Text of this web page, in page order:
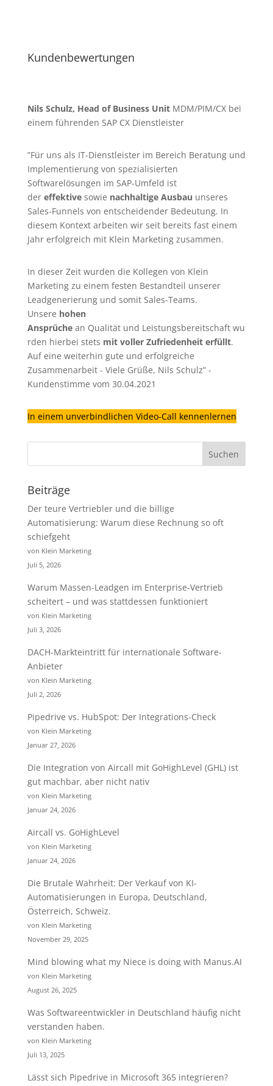
Kundenbewertungen
Nils Schulz, Head of Business UnitMDM/PIM/CX bei
einem führenden SAP CX Dienstleister
”Für uns als IT-Dienstleister im Bereich Beratung und
Implementierung von spezialisierten
Softwarelösungen im SAP-Umfeld ist
der effektive sowie nachhaltige Ausbau unseres
Sales-Funnels von entscheidender Bedeutung. In
diesem Kontext arbeiten wir seit bereits fast einem
Jahr erfolgreich mit Klein Marketing zusammen.
In dieser Zeit wurden die Kollegen von Klein
Marketing zu einem festen Bestandteil unserer
Leadgenerierungund somit Sales-Teams.
Unsere hohen
Ansprüchean Qualität und Leistungsbereitschaft wu
rden hierbei stets mit voller Zufriedenheit erfüllt.
Auf eine weiterhin gute und erfolgreiche
Zusammenarbeit - Viele Grüße, Nils Schulz” -
Kundenstimme vom 30.04.2021
In einem unverbindlichen Video-Call kennenlernen
Beiträge
Der teure Vertriebler und die billige
Automatisierung: Warum diese Rechnung so oft
schiefgeht
von Klein Marketing
Juli 5, 2026
Warum Massen-Leadgen im Enterprise-Vertrieb
scheitert – und was stattdessen funktioniert
von Klein Marketing
Juli 3, 2026
DACH-Markteintritt für internationale Software-
Anbieter
von Klein Marketing
Juli 2, 2026
Pipedrive vs. HubSpot: Der Integrations-Check
von Klein Marketing
Januar 27, 2026
Die Integration von Aircall mit GoHighLevel (GHL) ist
gut machbar, aber nicht nativ
von Klein Marketing
Januar 24, 2026
Aircall vs. GoHighLevel
von Klein Marketing
Januar 24, 2026
Die Brutale Wahrheit: Der Verkauf von KI-
Automatisierungen in Europa, Deutschland,
Österreich, Schweiz.
von Klein Marketing
November 29, 2025
Mind blowing what my Niece is doing with Manus.AI
von Klein Marketing
August 26, 2025
Was Softwareentwickler in Deutschland häufig nicht
verstanden haben.
von Klein Marketing
Juli 13, 2025
Lässt sich Pipedrive in Microsoft 365 integrieren?